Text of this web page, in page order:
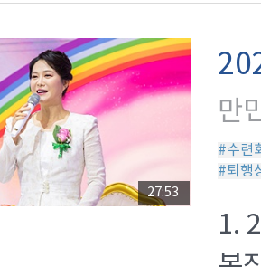
27:53
만
#수련
#퇴행
1.